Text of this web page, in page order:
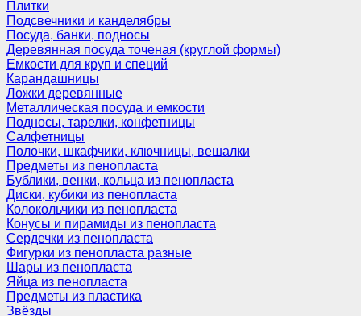
Плитки
Подсвечники и канделябры
Посуда, банки, подносы
Деревянная посуда точеная (круглой формы)
Емкости для круп и специй
Карандашницы
Ложки деревянные
Металлическая посуда и емкости
Подносы, тарелки, конфетницы
Салфетницы
Полочки, шкафчики, ключницы, вешалки
Предметы из пенопласта
Бублики, венки, кольца из пенопласта
Диски, кубики из пенопласта
Колокольчики из пенопласта
Конусы и пирамиды из пенопласта
Сердечки из пенопласта
Фигурки из пенопласта разные
Шары из пенопласта
Яйца из пенопласта
Предметы из пластика
Звёзды